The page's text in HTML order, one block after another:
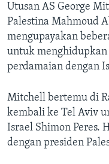
Pencarian
IKUTI KAMI
Bahasa-bahasa
Utusan AS George
Palestina Mahmoud
mengupayakan
untuk
perdamaian dengan
Mitchell bertemu di
kembali ke Tel Aviv
Israel Shimon Peres.
dengan presiden